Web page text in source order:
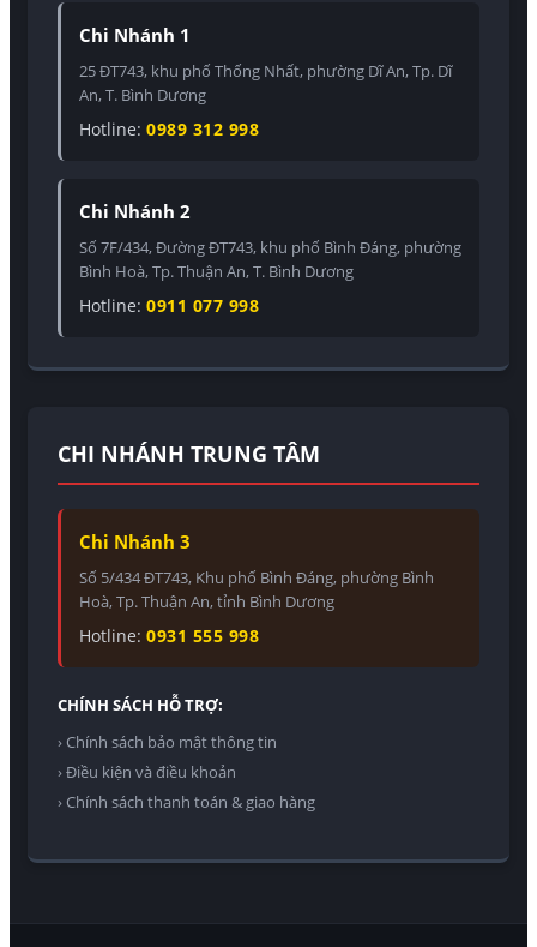
Chi Nhánh 1
25 ĐT743, khu phố Thống Nhất, phường Dĩ An, Tp. Dĩ
An, T. Bình Dương
Hotline: 0989 312 998
Chi Nhánh 2
Số 7F/434, Đường ĐT743, khu phố Bình Đáng, phường
Bình Hoà, Tp. Thuận An, T. Bình Dương
Hotline: 0911 077 998
CHI NHÁNH TRUNG TÂM
Chi Nhánh 3
Số 5/434 ĐT743, Khu phố Bình Đáng, phường Bình
Hoà, Tp. Thuận An, tỉnh Bình Dương
Hotline: 0931 555 998
CHÍNH SÁCH HỖ TRỢ:
› Chính sách bảo mật thông tin
› Điều kiện và điều khoản
› Chính sách thanh toán & giao hàng